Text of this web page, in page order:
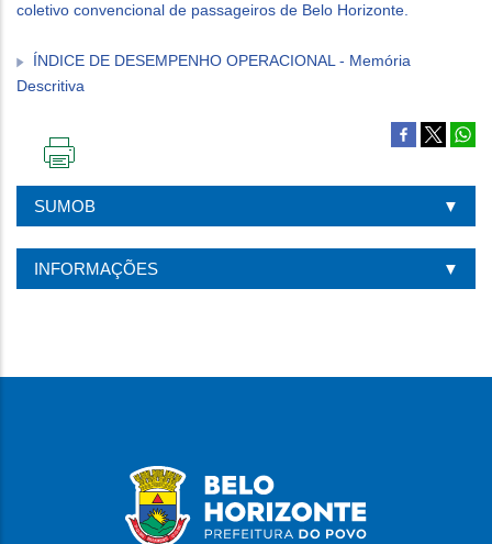
coletivo convencional de passageiros de Belo Horizonte.
ÍNDICE DE DESEMPENHO OPERACIONAL - Memória
Descritiva
PÁGINA
SUMOB
INFORMAÇÕES